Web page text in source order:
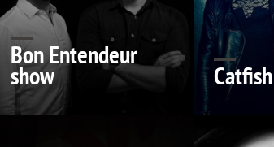
Bon Entendeur
show Catfish